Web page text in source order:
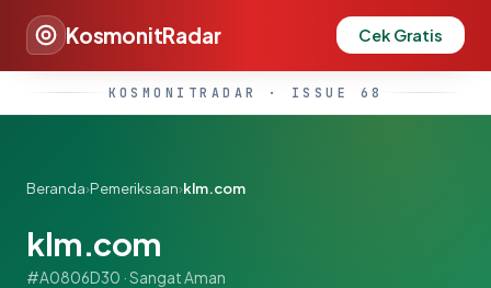
KosmonitRadar Cek Gratis
KOSMONITRADAR · ISSUE 68
Beranda›Pemeriksaan›klm.com
klm.com
#A0806D30 · Sangat Aman